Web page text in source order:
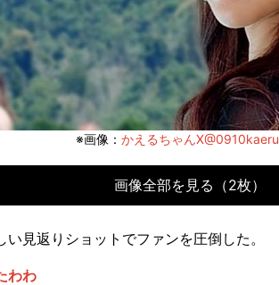
※画像： かえるちゃんX@0910kaeru
画像全部を見る（2枚）
見返りショットでファンを圧倒した。
わわ